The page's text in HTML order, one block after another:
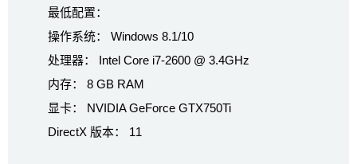
最低配置：
操作系统： Windows 8.1/10
处理器： Intel Core i7-2600 @ 3.4GHz
内存： 8 GB RAM
显卡： NVIDIA GeForce GTX750Ti
DirectX 版本： 11